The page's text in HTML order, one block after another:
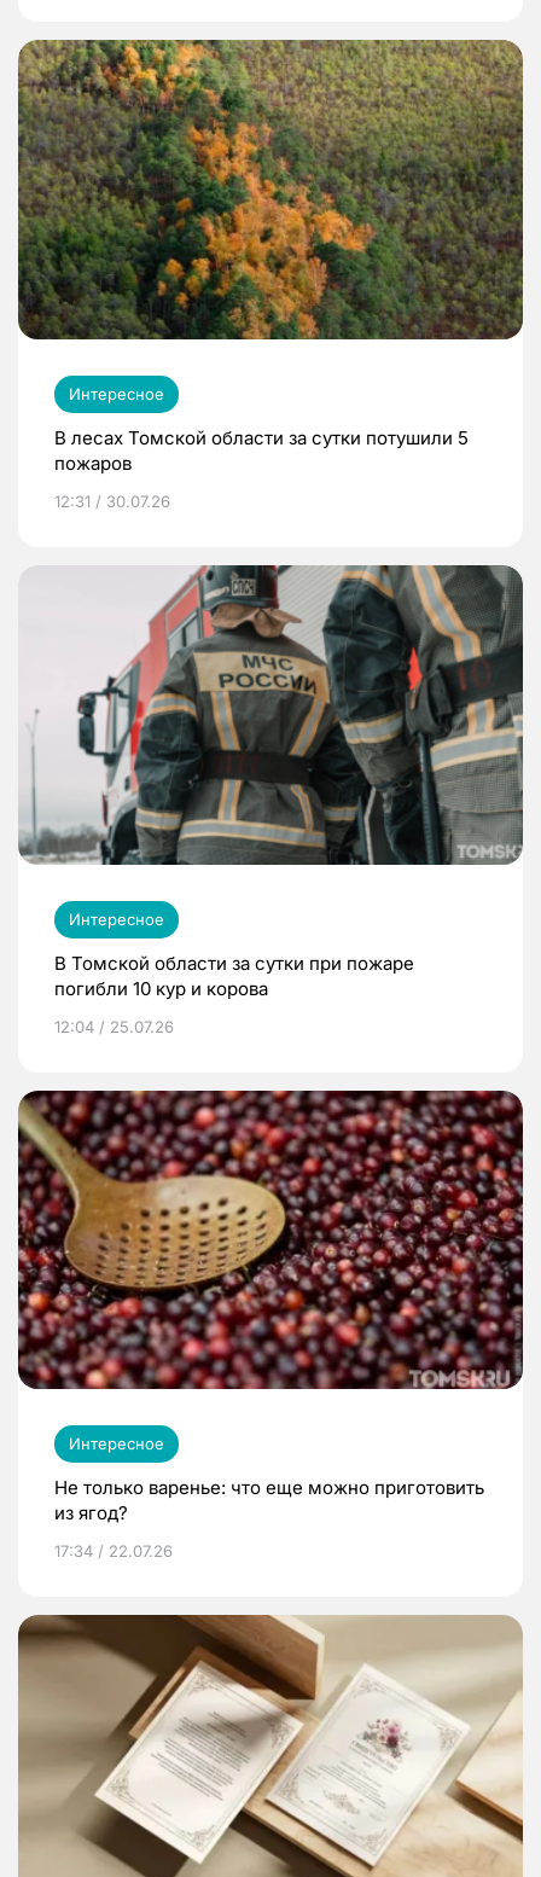
Интересное
В лесах Томской области за сутки потушили 5
пожаров
12:31 / 30.07.26
Интересное
В Томской области за сутки при пожаре
погибли 10 кур и корова
12:04 / 25.07.26
Интересное
Не только варенье: что еще можно приготовить
из ягод?
17:34 / 22.07.26